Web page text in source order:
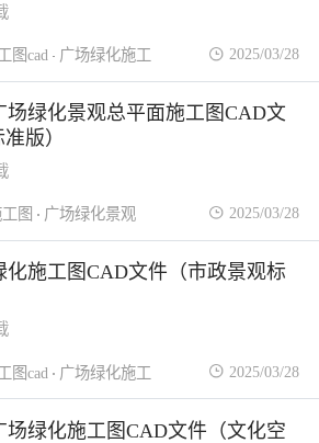
图cad 广场绿化施工 2025/03/28
场绿化景观总平面施工图CAD文
版）
图 广场绿化景观 2025/03/28
化施工图CAD文件（市政景观标
图cad 广场绿化施工 2025/03/28
场绿化施工图CAD文件（文化空